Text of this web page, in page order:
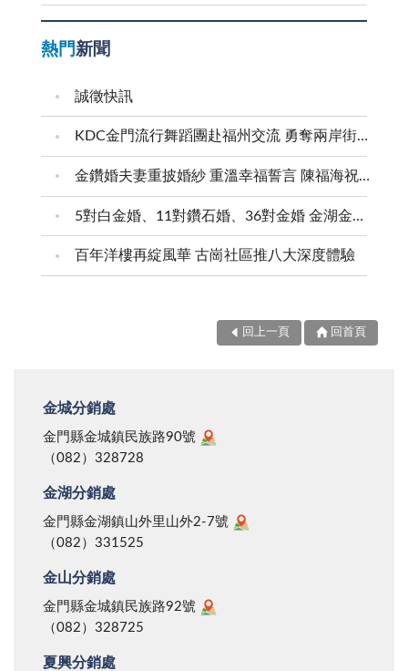
是用錢買不到的，在我們擁有母親的呵護之時，我們一
「無私、無我」的犧牲與奉獻，是何等的偉大、了不起
啊！在此願全天下的母親天天快樂、母親節快樂，也向
熱門新聞
誠徵快訊
KDC金門流行舞蹈團赴福州交流 勇奪兩岸街舞賽三等獎
金鑽婚夫妻重披婚紗 重溫幸福誓言 陳福海祝福牽手半世紀 情深相守成典範
5對白金婚、11對鑽石婚、36對金婚 金湖金沙夫妻共享榮耀時刻 陳福海表揚金鑽婚夫妻 向半世紀相守家庭典範致敬
百年洋樓再綻風華 古崗社區推八大深度體驗
回上一頁 回首頁
金城分銷處
金門縣金城鎮民族路90號
（082）328728
金湖分銷處
金門縣金湖鎮山外里山外2-7號
（082）331525
金山分銷處
金門縣金城鎮民族路92號
（082）328725
夏興分銷處